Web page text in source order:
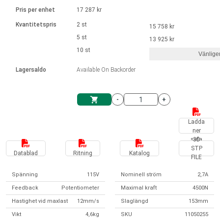
Enhetssystem
Solenoids
Ø 28-42| 1-1400 rpm | <= 290Ncm
Styrningar borstlösa DC motorer
Styrningar DC motorer
Drivsteg 2-6 A
Synkrona-Asynkrona | för 1-4 ställdon
Synkrona-Asynkrona | för 1-4 ställdon
Français (EUR)
Norsk (NOK)
Suomi (EUR)
Svenska (SEK)
Pris per enhet
Kvantitetspris
Lagersaldo
17 287 kr
2 st
5 st
10 st
Available On Backorder
15 758 kr
13 925 kr
- +
Ladda
ner
sida
Datablad
Ritning Katalog
3D
STP
FILE
Spänning 115V Nominell ström 2,7A
Feedback Potentiometer Maximal kraft 4500N
Hastighet vid maxlast 12mm/s Slaglängd 153mm
Vikt 4,6kg SKU 11050255